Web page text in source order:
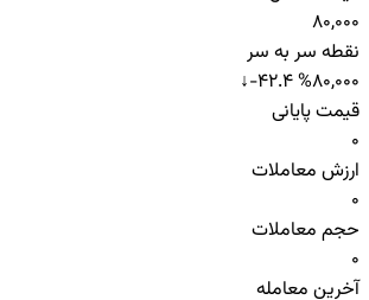
80,000
نقطه سر به سر
80,000
↓-42.4 %
قیمت پایانی
0
ارزش معاملات
0
حجم معاملات
0
آخرین معامله